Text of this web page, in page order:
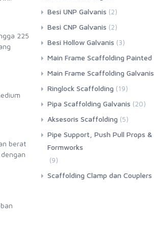
225
berat
Besi UNP Galvanis (2)
Besi CNP Galvanis (2)
Besi Hollow Galvanis (3)
Main Frame Scaffolding Painted
Main Frame Scaffolding Galvanis
Ringlock Scaffolding (19)
Pipa Scaffolding Galvanis (20)
Aksesoris Scaffolding (5)
Pipe Support, Push Pull Props &
Formworks
(9)
Scaffolding Clamp dan Couplers